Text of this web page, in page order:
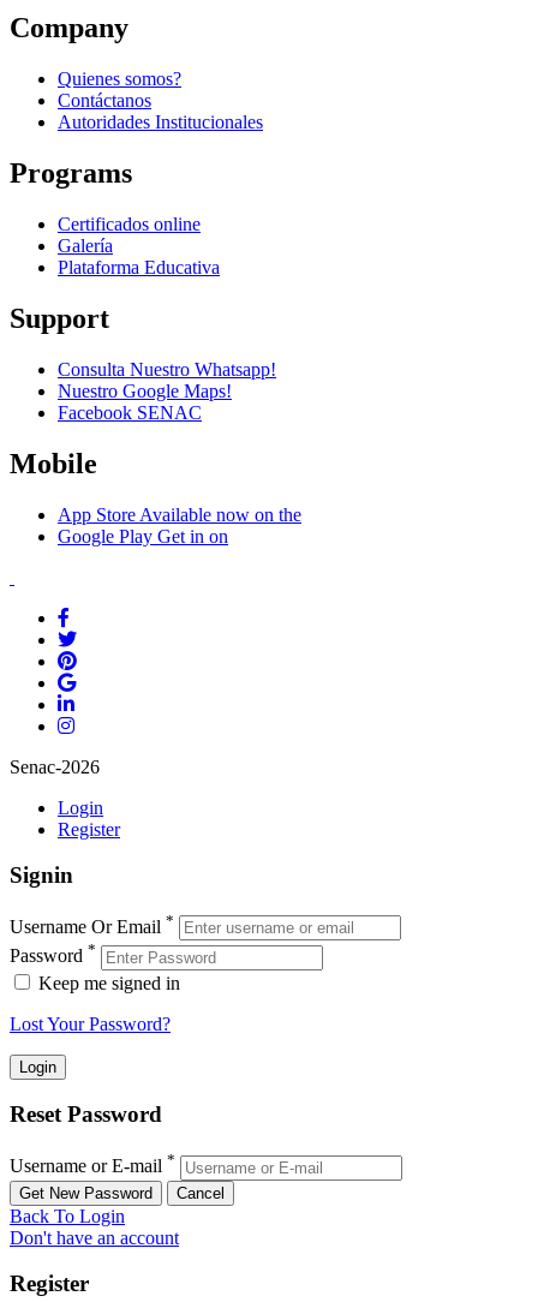
Company
Quienes somos?
Contáctanos
Autoridades Institucionales
Programs
Certificados online
Galería
Plataforma Educativa
Support
Consulta Nuestro Whatsapp!
Nuestro Google Maps!
Facebook SENAC
Mobile
App Store Available now on the
Google Play Get in on
Senac-2026
Login
Register
Signin
Username Or Email *
Password *
Keep me signed in
Lost Your Password?
Reset Password
Username or E-mail *
Back To Login
Don't have an account
Register